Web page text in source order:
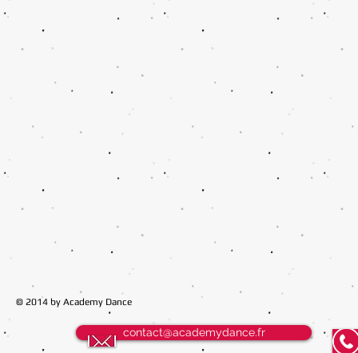
© 2014 by Academy Dance
contact@academydance.fr